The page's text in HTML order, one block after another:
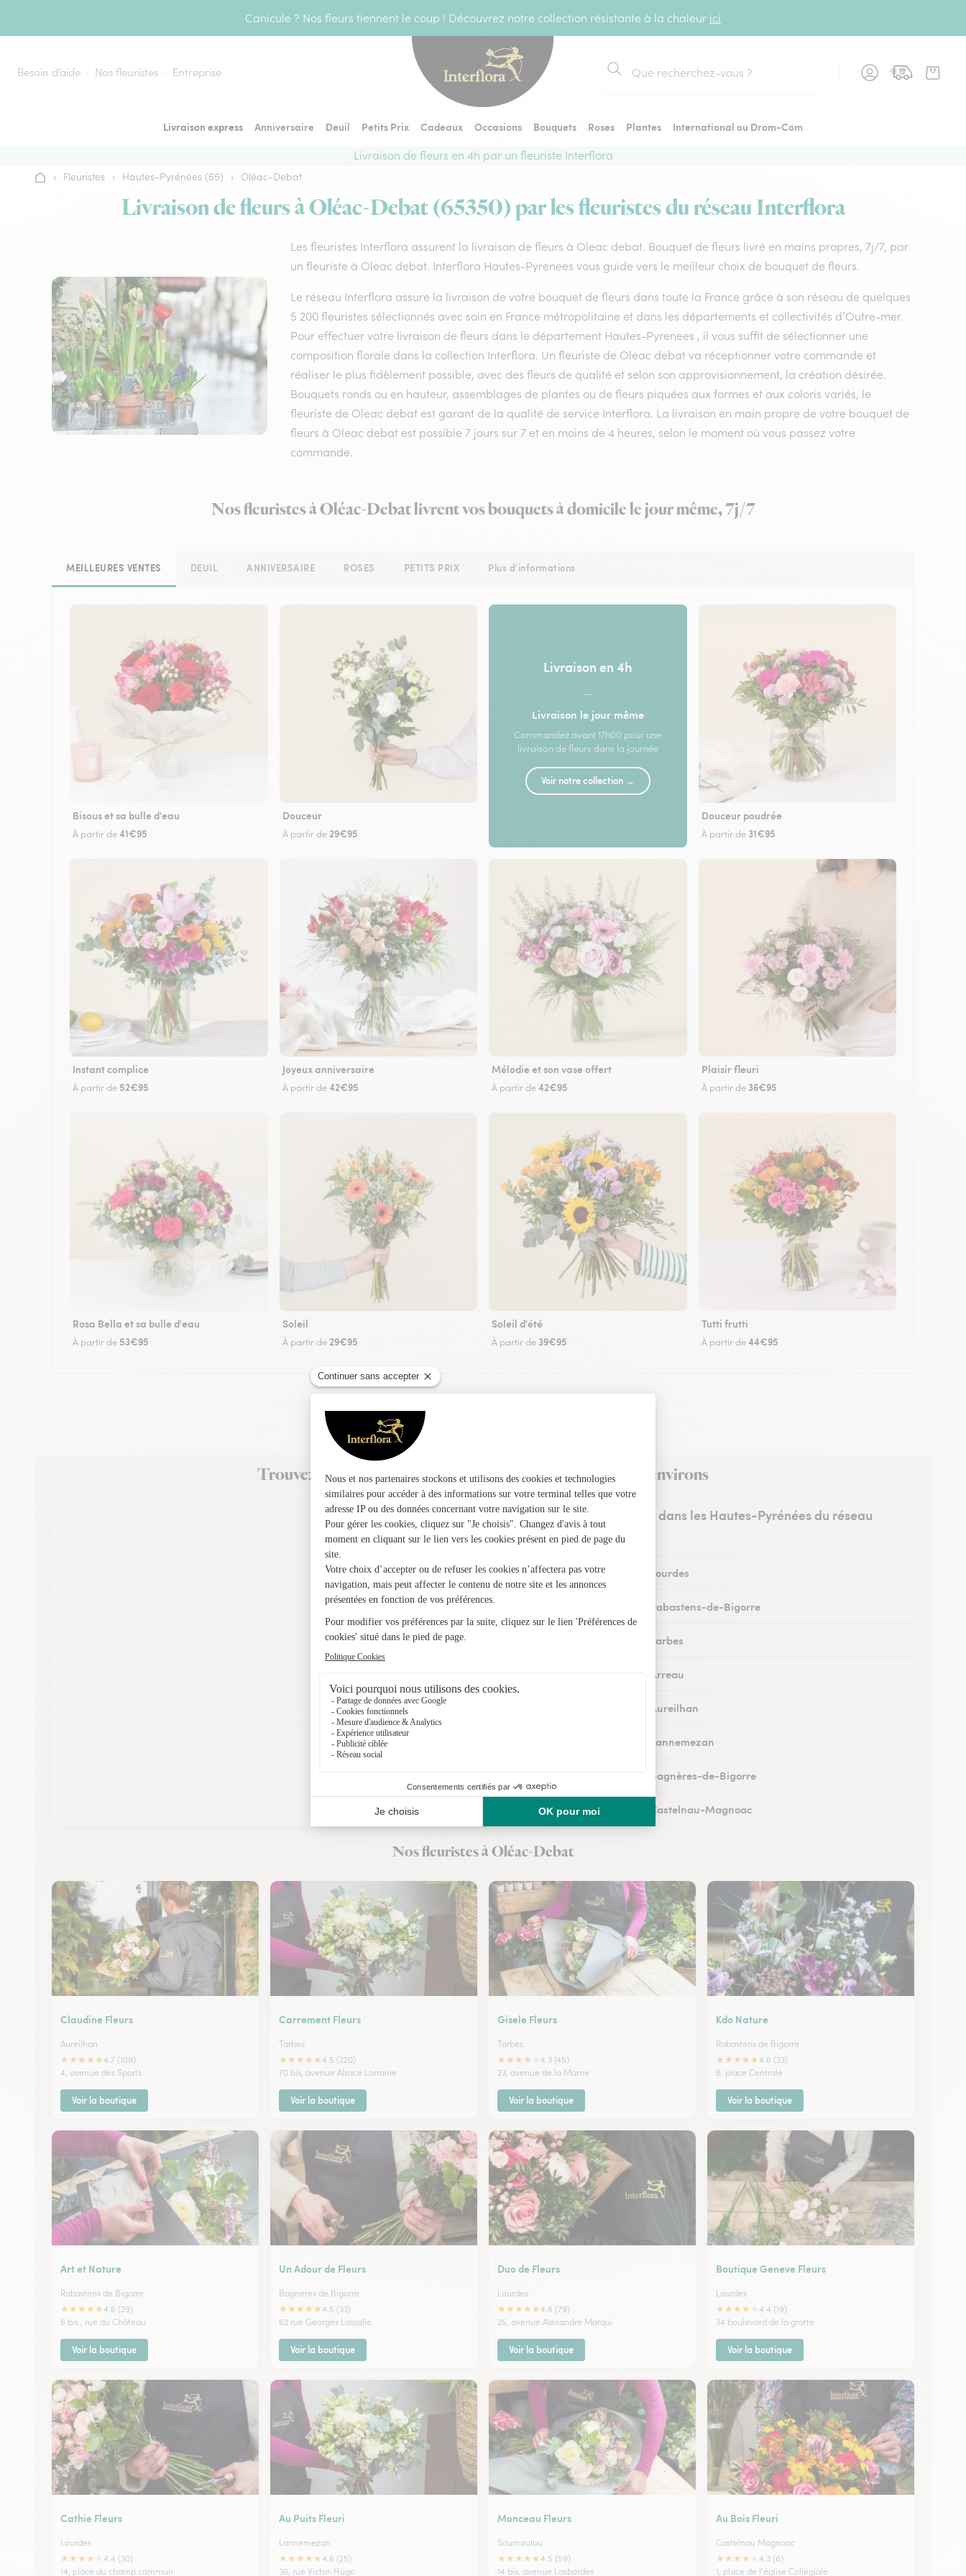
Canicule ? Nos fleurs tiennent le coup ! Découvrez notre collection résistante à la chaleur ici
Besoin d’aide Nos fleuristes Entreprise
Rechercher
Livraison express Anniversaire Deuil Petits Prix Cadeaux Occasions Bouquets Roses Plantes
International ou Drom-Com
Livraison de fleurs en 4h par un fleuriste Interflora
Accueil
› Fleuristes › Hautes-Pyrénées (65) › Oléac-Debat
Livraison de fleurs à Oléac-Debat (65350) par les fleuristes du réseau Interflora
Les fleuristes Interflora assurent la livraison de fleurs à Oleac debat. Bouquet de fleurs livré en mains propres, 7j/7, par
un fleuriste à Oleac debat. Interflora Hautes-Pyrenees vous guide vers le meilleur choix de bouquet de fleurs.
Le réseau Interflora assure la livraison de votre bouquet de fleurs dans toute la France grâce à son réseau de quelques
5 200 fleuristes sélectionnés avec soin en France métropolitaine et dans les départements et collectivités d’Outre-mer.
Pour effectuer votre livraison de fleurs dans le département Hautes-Pyrenees , il vous suffit de sélectionner une
composition florale dans la collection Interflora. Un fleuriste de Oleac debat va réceptionner votre commande et
réaliser le plus fidèlement possible, avec des fleurs de qualité et selon son approvisionnement, la création désirée.
Bouquets ronds ou en hauteur, assemblages de plantes ou de fleurs piquées aux formes et aux coloris variés, le
fleuriste de Oleac debat est garant de la qualité de service Interflora. La livraison en main propre de votre bouquet de
fleurs à Oleac debat est possible 7 jours sur 7 et en moins de 4 heures, selon le moment où vous passez votre
commande.
Nos fleuristes à Oléac-Debat livrent vos bouquets à domicile le jour même, 7j/7
MEILLEURES VENTES DEUIL ANNIVERSAIRE ROSES PETITS PRIX Plus d'informations
Bisous et sa bulle d'eau
À partir de41€95
Douceur
À partir de 29€95
Livraison en 4h
—
Livraison le jour même
Commandez avant 17h00 pour une
livraison de fleurs dans la journée
Voir notre collection →
Douceur poudrée
À partir de 31€95
Instant complice
À partir de 52€95
Joyeux anniversaire
À partir de42€95
Mélodie et son vase offert
À partir de42€95
Plaisir fleuri
À partir de 36€95
Rosa Bella et sa bulle d'eau
À partir de 53€95
Soleil
À partir de 29€95
Soleil d'été
À partir de 39€95
Tutti frutti
À partir de44€95
Trouvez un fleuriste Interflora à Oléac-Debat et dans ses environs
Les fleuristes dans les Hautes-Pyrénées du réseau
Interflora
Fleuristes à Lourdes
Fleuristes à Rabastens-de-Bigorre
Fleuristes à Tarbes
Fleuristes à Arreau
Fleuristes à Aureilhan
Fleuristes à Lannemezan
Fleuristes à Bagnères-de-Bigorre
Fleuristes à Castelnau-Magnoac
Nos fleuristes à Oléac-Debat
Claudine Fleurs
Aureilhan
★★★★★4.7 (109)
4, avenue des Sports
Voir la boutique
Carrement Fleurs
Tarbes
★★★★★4.5 (220)
70 bis, avenue Alsace Lorraine
Voir la boutique
Gisele Fleurs
Tarbes
★★★★
4.3 (45)
23, avenue de la Marne
Voir la boutique
Kdo Nature
Rabastens de Bigorre
★★★★★4.6 (33)
8, place Centrale
Voir la boutique
Art et Nature
Rabastens de Bigorre
★★★★★4.6 (29)
6 bis , rue du Château
Voir la boutique
Un Adour de Fleurs
Bagneres de Bigorre
★★★★★4.5 (33)
62 rue Georges Lassalle
Voir la boutique
Duo de Fleurs
Lourdes
★★★★★4.6 (79)
25, avenue Alexandre Marqui
Voir la boutique
Boutique Geneve Fleurs
Lourdes
★★★★
4.4 (19)
34 boulevard de la grotte
Voir la boutique
Cathie Fleurs
Lourdes
★★★★
4.4 (30)
14, place du champ commun
Au Puits Fleuri
Lannemezan
★★★★★4.6 (25)
36, rue Victor-Hugo
Monceau Fleurs
Soumoulou
★★★★★4.5 (59)
14 bis, avenue Lasbordes
Au Bois Fleuri
Castelnau Magnoac
★★★★
4.3 (6)
1, place de l'église Collégiale